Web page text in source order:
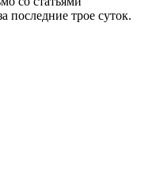
последние трое суток.